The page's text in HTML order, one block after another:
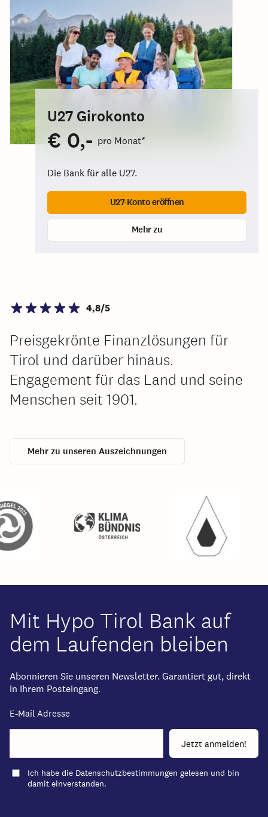
U27 Girokonto
€ 0,- pro Monat*
Die Bank für alle U27.
U27-Konto eröffnen
Mehr zu
4,8/5
Preisgekrönte Finanzlösungen für
Tirol und darüber hinaus.
Engagement für das Land und seine
Menschen seit 1901.
Mehr zu unseren Auszeichnungen
Mit Hypo Tirol Bank auf
dem Laufenden bleiben
Abonnieren Sie unseren Newsletter. Garantiert gut, direkt
in Ihrem Posteingang.
E-Mail Adresse
Ich habe die Datenschutzbestimmungen gelesen und bin
damit einverstanden.